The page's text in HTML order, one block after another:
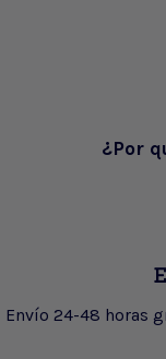
¿Por
Envío 24-48 horas